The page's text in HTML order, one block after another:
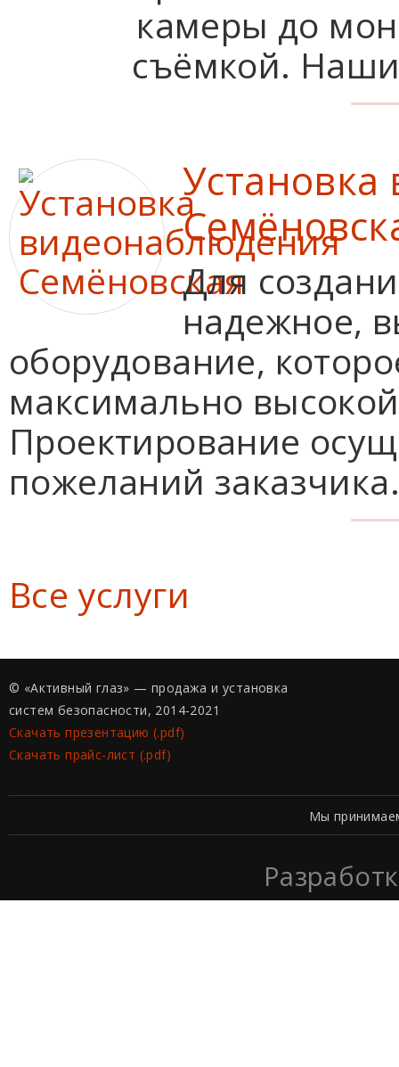
камеры до
съёмкой. Наши
Для
надежное,
оборудование,
максимально
Проектирование
пожеланий
Все услуги
© «Активный глаз» — продажа и установка
систем безопасности, 2014-2021
Скачать презентацию (.pdf)
Скачать прайс-лист (.pdf)
Мы